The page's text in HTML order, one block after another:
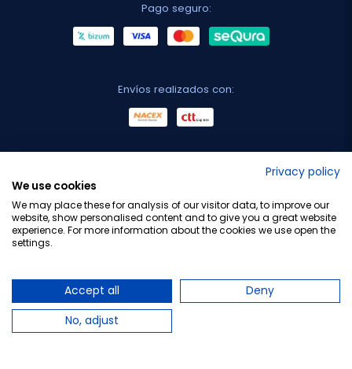
Pago seguro:
Envíos realizados con:
Privacy policy
We use cookies
We may place these for analysis of our visitor data, to improve our
website, show personalised content and to give you a great website
experience. For more information about the cookies we use open the
settings.
Accept all
Deny
No, adjust